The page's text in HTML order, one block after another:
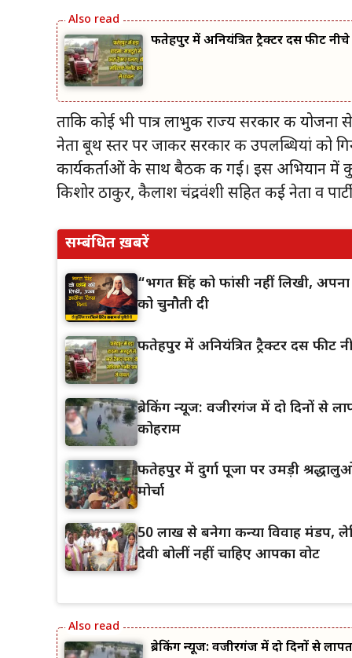
फतेहपुर में अनियंत्रित ट्रैक्टर दस फीट
ताकि कोई भी पात्र लाभुक राज्य सरकार की
नेता बूथ स्तर पर जाकर सरकार की उपलब्धियां को
कार्यकर्ताओं के साथ बैठक की गई। इस अभियान में
किशोर ठाकुर, कैलाश चंद्रवंशी सहित कई नेता व
सम्बंधित ख़बरें
“भगत सिंह को फांसी नहीं लिखी, अपना
को चुनौती दी
फतेहपुर में अनियंत्रित ट्रैक्टर दस फीट
ब्रेकिंग न्यूज: वजीरगंज में दो दिनों से
कोहराम
फतेहपुर में दुर्गा पूजा पर उमड़ी
मोर्चा
50 लाख से बनेगा कन्या विवाह मंडप,
देवी बोलीं नहीं चाहिए आपका वोट
ब्रेकिंग न्यूज: वजीरगंज में दो दिनों से